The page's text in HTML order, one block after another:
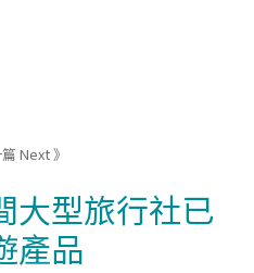
Next 》
大型旅行社已
產品